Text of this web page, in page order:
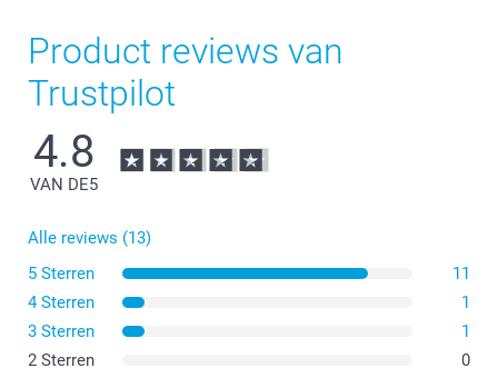
Product reviews van
Trustpilot
4.8
VAN DE5
Alle reviews (13)
5 Sterren
11
4 Sterren
1
3 Sterren
1
2 Sterren
0